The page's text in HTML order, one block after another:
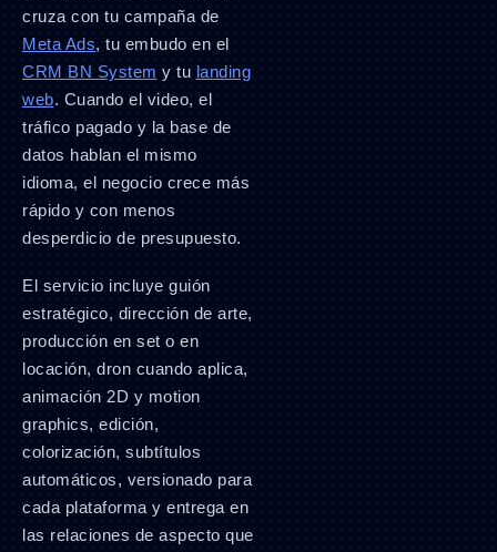
cruza con tu campaña de
Meta Ads, tu embudo en el
CRM BN System y tu landing
web. Cuando el video, el
tráfico pagado y la base de
datos hablan el mismo
idioma, el negocio crece más
rápido y con menos
desperdicio de presupuesto.
El servicio incluye guión
estratégico, dirección de arte,
producción en set o en
locación, dron cuando aplica,
animación 2D y motion
graphics, edición,
colorización, subtítulos
automáticos, versionado para
cada plataforma y entrega en
las relaciones de aspecto que